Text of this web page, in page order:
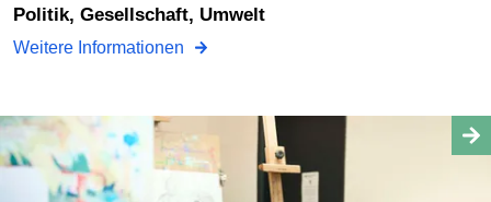
Politik, Gesellschaft, Umwelt
Weitere Informationen